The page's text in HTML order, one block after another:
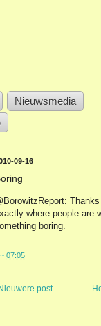
Nieuwsmedia
09-16
where people are
boring.
~ 07:05
Nieuwere post